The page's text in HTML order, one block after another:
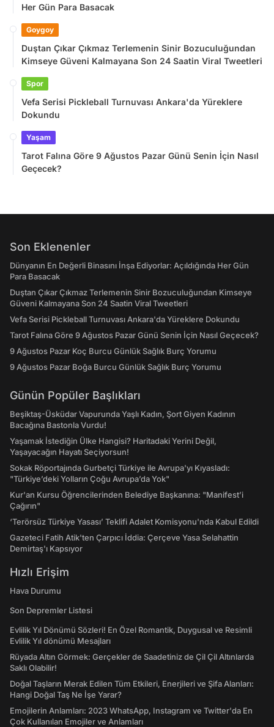
Her Gün Para Basacak
Goygoy
Duştan Çıkar Çıkmaz Terlemenin Sinir Bozuculuğundan
Kimseye Güveni Kalmayana Son 24 Saatin Viral Tweetleri
Spor
Vefa Serisi Pickleball Turnuvası Ankara'da Yüreklere
Dokundu
Yaşam
Tarot Falına Göre 9 Ağustos Pazar Günü Senin İçin Nasıl
Geçecek?
Son Eklenenler
Dünyanın En Değerli Binasını İnşa Ediyorlar: Açıldığında Her Gün
Para Basacak
Duştan Çıkar Çıkmaz Terlemenin Sinir Bozuculuğundan Kimseye
Güveni Kalmayana Son 24 Saatin Viral Tweetleri
Vefa Serisi Pickleball Turnuvası Ankara'da Yüreklere Dokundu
Tarot Falına Göre 9 Ağustos Pazar Günü Senin İçin Nasıl Geçecek?
9 Ağustos Pazar Koç Burcu Günlük Sağlık Burç Yorumu
9 Ağustos Pazar Boğa Burcu Günlük Sağlık Burç Yorumu
Günün Popüler Başlıkları
Beşiktaş-Üsküdar Vapurunda Yaşlı Kadın, Şort Giyen Kadının
Bacağına Bastonla Vurdu!
Yaşamak İstediğin Ülke Hangisi? Haritadaki Yerini Değil,
Yaşayacağın Hayatı Seçiyorsun!
Sokak Röportajında Gurbetçi Türkiye ile Avrupa'yı Kıyasladı:
"Türkiye’deki Yolların Çoğu Avrupa’da Yok"
Kur'an Kursu Öğrencilerinden Belediye Başkanına: "Manifest’i
Çağırın"
‘Terörsüz Türkiye Yasası’ Teklifi Adalet Komisyonu'nda Kabul Edildi
Gazeteci Fatih Atik'ten Çarpıcı İddia: Çerçeve Yasa Selahattin
Demirtaş'ı Kapsıyor
Hızlı Erişim
Hava Durumu
Son Depremler Listesi
Evlilik Yıl Dönümü Sözleri! En Özel Romantik, Duygusal ve Resimli
Evlilik Yıl dönümü Mesajları
Rüyada Altın Görmek: Gerçekler de Saadetiniz de Çil Çil Altınlarda
Saklı Olabilir!
Doğal Taşların Merak Edilen Tüm Etkileri, Enerjileri ve Şifa Alanları:
Hangi Doğal Taş Ne İşe Yarar?
Emojilerin Anlamları: 2023 WhatsApp, Instagram ve Twitter'da En
Çok Kullanılan Emojiler ve Anlamları